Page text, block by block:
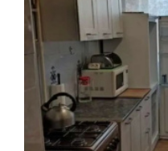
Санузел
Балконов
Лоджий